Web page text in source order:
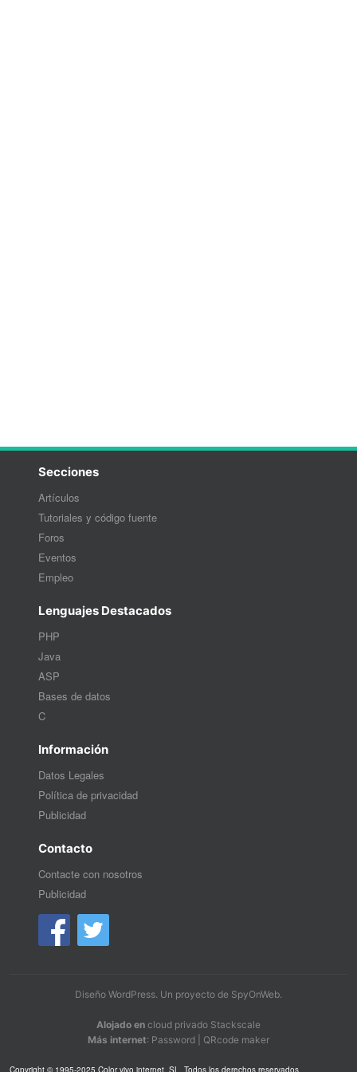
Secciones
Artículos
Tutoriales y código fuente
Foros
Eventos
Empleo
Lenguajes Destacados
PHP
Java
ASP
Bases de datos
C
Información
Datos Legales
Política de privacidad
Publicidad
Contacto
Contacte con nosotros
Publicidad
Diseño WordPress. Un proyecto de SpyOnWeb.
Alojado en cloud privado Stackscale
Más internet: Password QRcode maker
Copyright © 1995-2025 Color vivo internet, SL. Todos los derechos reservados